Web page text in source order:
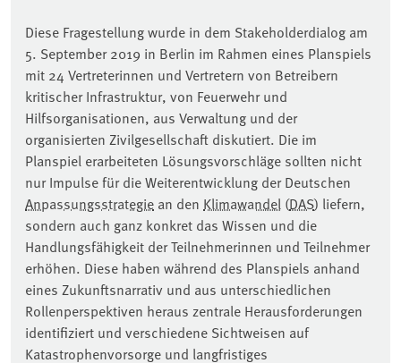
Diese Fragestellung wurde in dem Stakeholderdialog am
5. September 2019 in Berlin im Rahmen eines Planspiels
mit 24 Vertreterinnen und Vertretern von Betreibern
kritischer Infrastruktur, von Feuerwehr und
Hilfsorganisationen, aus Verwaltung und der
organisierten Zivilgesellschaft diskutiert. Die im
Planspiel erarbeiteten Lösungsvorschläge sollten nicht
nur Impulse für die Weiterentwicklung der Deutschen
Anpassungsstrategie an den Klimawandel (DAS) liefern,
sondern auch ganz konkret das Wissen und die
Handlungsfähigkeit der Teilnehmerinnen und Teilnehmer
erhöhen. Diese haben während des Planspiels anhand
eines Zukunftsnarrativ und aus unterschiedlichen
Rollenperspektiven heraus zentrale Herausforderungen
identifiziert und verschiedene Sichtweisen auf
Katastrophenvorsorge und langfristiges